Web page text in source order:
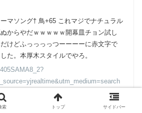
マソング† 鳥+65 これマジでナチュラル
からやだｗｗｗｗｗ開幕皿チョン試し
けどふっっっっつーーーーに赤文字で
た。本厚木スタイルでやろ。
索 トップ サイドバー